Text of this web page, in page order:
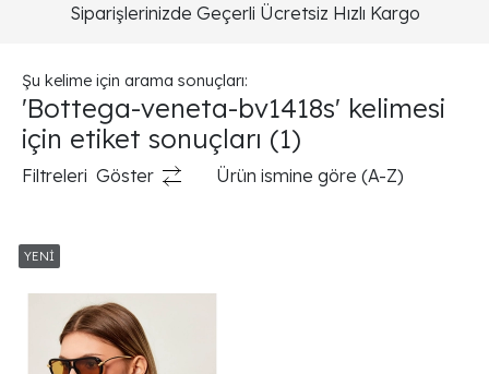
Siparişlerinizde Geçerli Ücretsiz Hızlı Kargo
Şu kelime için arama sonuçları:
'Bottega-veneta-bv1418s' kelimesi
için etiket sonuçları (1)
Filtreleri Göster Ürün ismine göre (A-Z)